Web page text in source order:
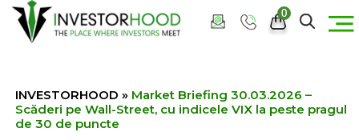
0
INVESTORHOOD » Market Briefing 30.03.2026 –
Scăderi pe Wall-Street, cu indicele VIX la peste pragul
de 30 de puncte